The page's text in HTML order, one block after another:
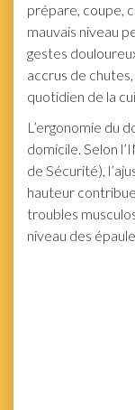
prépare, coupe,
mauvais niveau
gestes
accrus de
quotidien de la
L’ergonomie du
domicile. Selon
de Sécurité),
hauteur
troubles
niveau des